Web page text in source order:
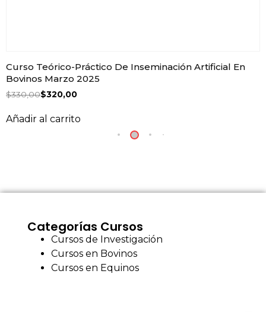
Curso Teórico-Práctico De Inseminación Artificial En
Bovinos Marzo 2025
$330,00$320,00
Añadir al carrito
Categorías Cursos
Cursos de Investigación
Cursos en Bovinos
Cursos en Equinos